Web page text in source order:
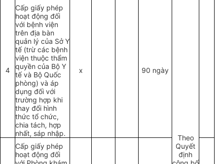
4
Cấp giấy phép
hoạt động đối
với bệnh viện
trên địa bàn
quản lý của Sở Y
tế (trừ các bệnh
viện thuộc thẩm
quyền của Bộ Y
tế và Bộ Quốc
phòng) và áp
dụng đối với
trường hợp khi
thay đổi hình
thức tổ chức,
chia tách, hợp
nhất, sáp nhập.
x 90 ngày
Theo
Quyết
định
Cấp giấy phép
hoạt động đối